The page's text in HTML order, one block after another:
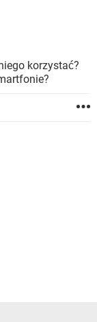
korzystać?